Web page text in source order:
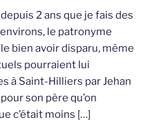
2 ans que je fais des
le patronyme
bien avoir disparu, même
pourraient lui
à Saint-Hilliers par Jehan
son père qu’on
c’était moins […]